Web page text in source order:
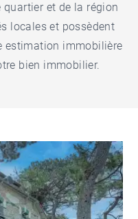
et de la région
locales et possèdent
estimation immobilière
bien immobilier.